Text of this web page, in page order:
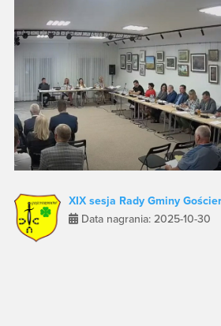
XIX sesja Rady Gminy
Data nagrania: 2025-10-30